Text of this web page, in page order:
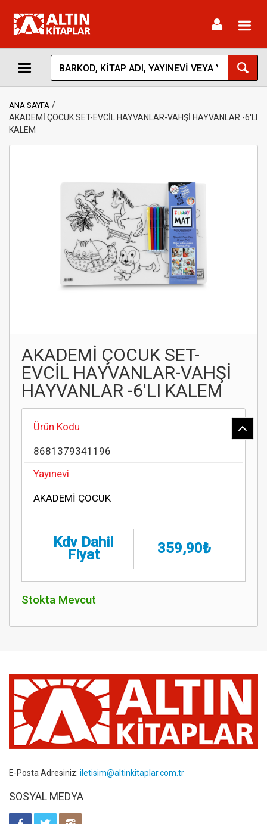
ANA SAYFA
AKADEMİ ÇOCUK SET-EVCİL HAYVANLAR-VAHŞİ HAYVANLAR -6'LI
KALEM
AKADEMİ ÇOCUK SET-
EVCİL HAYVANLAR-VAHŞİ
HAYVANLAR -6'LI KALEM
Ürün Kodu
8681379341196
Yayınevi
AKADEMİ ÇOCUK
Kdv Dahil
Fiyat 359,90₺
Stokta Mevcut
E-Posta Adresiniz: iletisim@altinkitaplar.com.tr
SOSYAL MEDYA